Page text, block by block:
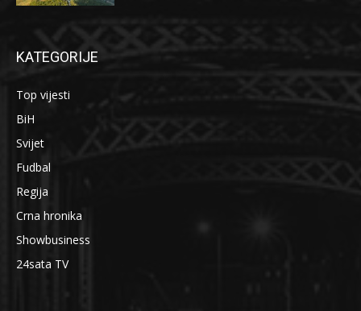
KATEGORIJE
Top vijesti
BiH
Svijet
Fudbal
Regija
Crna hronika
Showbusiness
24sata TV